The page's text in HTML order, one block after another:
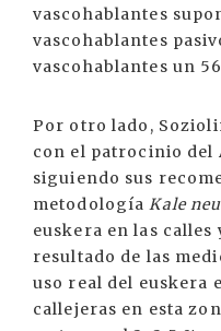
vascohablantes
vascohablantes
vascohablantes un
Por otro lado,
con el patrocinio del
siguiendo sus
metodologíaKale
euskera en las calles
resultado de las
uso real del euskera
callejeras en esta